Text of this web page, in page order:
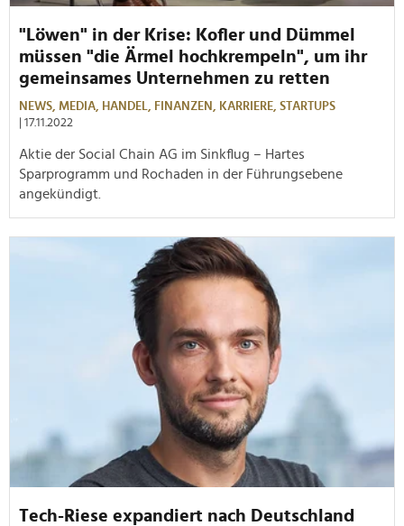
"Löwen" in der Krise: Kofler und Dümmel
müssen "die Ärmel hochkrempeln", um ihr
gemeinsames Unternehmen zu retten
NEWS, MEDIA, HANDEL, FINANZEN, KARRIERE, STARTUPS
| 17.11.2022
Aktie der Social Chain AG im Sinkflug – Hartes
Sparprogramm und Rochaden in der Führungsebene
angekündigt.
Tech-Riese expandiert nach Deutschland